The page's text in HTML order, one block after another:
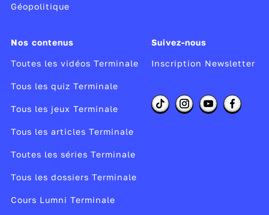
Géopolitique
Nos contenus
Toutes les vidéos Terminale
Tous les quiz Terminale
Tous les jeux Terminale
Tous les articles Terminale
Toutes les séries Terminale
Tous les dossiers Terminale
Cours Lumni Terminale
Suivez-nous
Inscription Newsletter